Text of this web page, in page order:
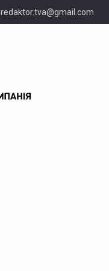
redaktor.tva@gmail.com